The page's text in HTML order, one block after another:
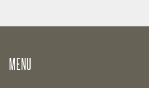
MENU